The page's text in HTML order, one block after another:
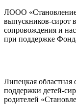
ЛООО
выпускников-сирот
сопровождения и
при поддержке
Липецкая областная
поддержки детей-
родителей